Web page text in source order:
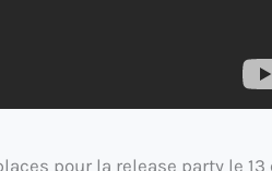
pour la release party le